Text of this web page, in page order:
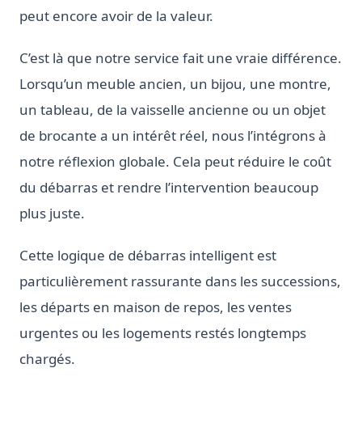
peut encore avoir de la valeur.
C’est là que notre service fait une vraie différence.
Lorsqu’un meuble ancien, un bijou, une montre,
un tableau, de la vaisselle ancienne ou un objet
de brocante a un intérêt réel, nous l’intégrons à
notre réflexion globale. Cela peut réduire le coût
du débarras et rendre l’intervention beaucoup
plus juste.
Cette logique de débarras intelligent est
particulièrement rassurante dans les successions,
les départs en maison de repos, les ventes
urgentes ou les logements restés longtemps
chargés.